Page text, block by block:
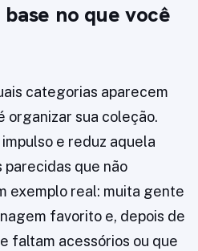
no que você
categorias aparecem
organizar sua coleção.
e reduz aquela
que não
exemplo real: muita gente
favorito e, depois de
faltam acessórios ou que